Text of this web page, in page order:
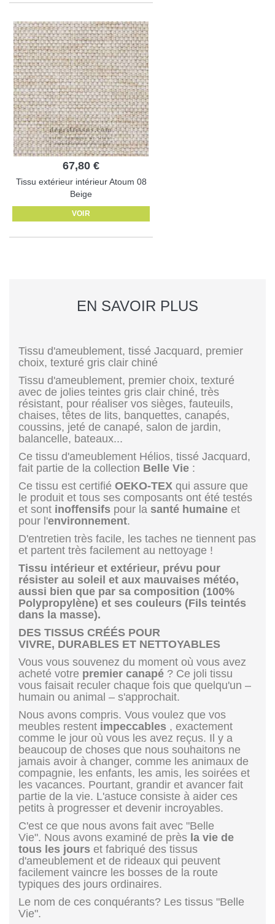
67,80 €
Tissu extérieur intérieur Atoum 08
Beige
VOIR
EN SAVOIR PLUS
Tissu d'ameublement, tissé Jacquard, premier
choix, texturé gris clair chiné
Tissu d'ameublement, premier choix, texturé
avec de jolies teintes gris clair chiné, très
résistant, pour réaliser vos sièges, fauteuils,
chaises, têtes de lits, banquettes, canapés,
coussins, jeté de canapé, salon de jardin,
balancelle, bateaux...
Ce tissu d'ameublement Hélios, tissé Jacquard,
fait partie de la collection Belle Vie :
Ce tissu est certifié OEKO-TEX qui assure que
le produit et tous ses composants ont été testés
et sont inoffensifs pour la santé humaine et
pour l'environnement.
D'entretien très facile, les taches ne tiennent pas
et partent très facilement au nettoyage !
Tissu intérieur et extérieur, prévu pour
résister au soleil et aux mauvaises météo,
aussi bien que par sa composition (100%
Polypropylène) et ses couleurs (Fils teintés
dans la masse).
DES TISSUS CRÉÉS POUR
VIVRE, DURABLES ET NETTOYABLES
Vous vous souvenez du moment où vous avez
acheté votre premier canapé ? Ce joli tissu
vous faisait reculer chaque fois que quelqu'un –
humain ou animal – s'approchait.
Nous avons compris. Vous voulez que vos
meubles restent impeccables , exactement
comme le jour où vous les avez reçus. Il y a
beaucoup de choses que nous souhaitons ne
jamais avoir à changer, comme les animaux de
compagnie, les enfants, les amis, les soirées et
les vacances. Pourtant, grandir et avancer fait
partie de la vie. L'astuce consiste à aider ces
petits à progresser et devenir incroyables.
C'est ce que nous avons fait avec "Belle
Vie". Nous avons examiné de près la vie de
tous les jours et fabriqué des tissus
d'ameublement et de rideaux qui peuvent
facilement vaincre les bosses de la route
typiques des jours ordinaires.
Le nom de ces conquérants? Les tissus "Belle
Vie".